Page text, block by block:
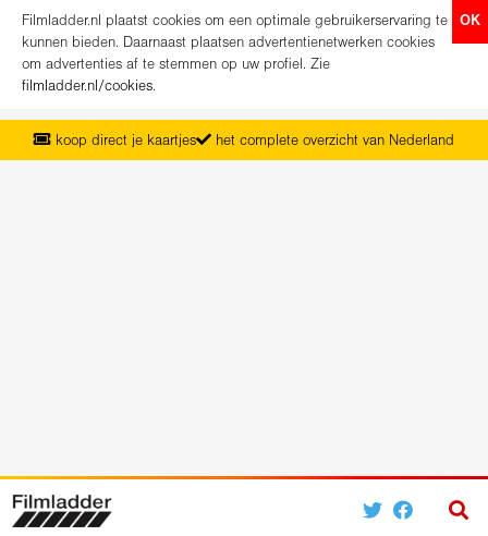
OK
Filmladder.nl plaatst cookies om een optimale gebruikerservaring te
kunnen bieden. Daarnaast plaatsen advertentienetwerken cookies
om advertenties af te stemmen op uw profiel. Zie
filmladder.nl/cookies.
koop direct je kaartjes
het complete overzicht van Nederland
vanaf maandag het nieuwe programma